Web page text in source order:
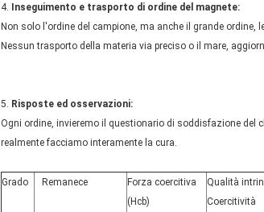
4. Inseguimento e trasporto di ordine del magnete:
Non solo l'ordine del campione, ma anche il grande
Nessun trasporto della materia via preciso o il mare,
5. Risposte ed osservazioni:
Ogni ordine, invieremo il questionario di soddisfazione del
realmente facciamo interamente la cura.
Grado Remanece
Forza coercitiva
(Hcb)
Qualità
Coercitività